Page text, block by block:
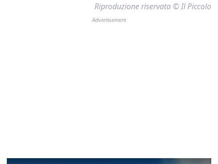
Riproduzione riservata © Il Piccolo